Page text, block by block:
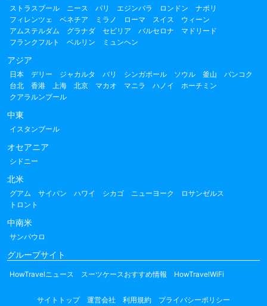
ストラスブール ニース パリ エジンバラ ロンドン
ナポリ
フィレンツェ
ベネチア ミラノ ローマ スイス
ウィーン
アムステルダム
グラナダ セビリア バルセロナ
マドリード
フランクフルト
ベルリン ミュンヘン
アジア
日本 デリー ジャカルタ バリ シンガポール ソウル 釜山
バンコク
台北
香港 上海 北京 マカオ マニラ ハノイ
ホーチミン
クアラルンプール
中東
イスタンブール
オセアニア
シドニー
北米
グアム サイパン ハワイ シカゴ ニューヨーク
ロサンゼルス
トロント
中南米
サンパウロ
グループサイト
HowTravelニュース スーツケースおすすめ情報 HowTravelWiFi
サイトトップ 運営会社 利用規約 プライバシーポリシー